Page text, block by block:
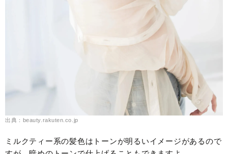
出典：beauty.rakuten.co.jp
ミルクティー系の髪色はトーンが明るいイメージがあるので